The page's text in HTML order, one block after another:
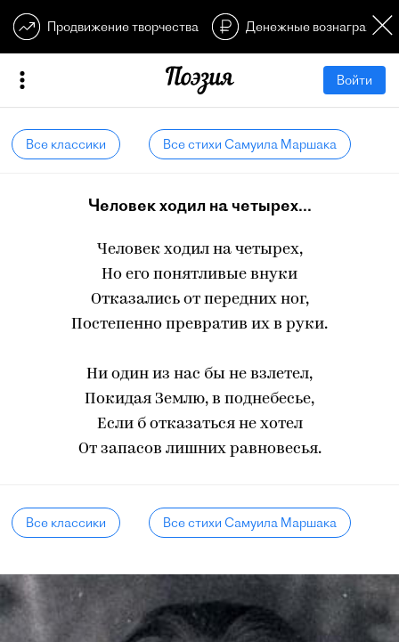
Продвижение творчества Денежные
Войти
Все классики Все стихи Самуила Маршака
Человек ходил на четырех...
Человек ходил на четырех,
Но его понятливые внуки
Отказались от передних ног,
Постепенно превратив их в руки.
Ни один из нас бы не взлетел,
Покидая Землю, в поднебесье,
Если б отказаться не хотел
От запасов лишних равновесья.
Все классики Все стихи Самуила Маршака